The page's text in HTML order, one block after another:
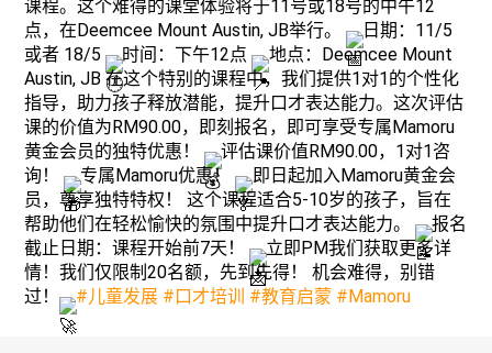
课程。这个难得的课堂体验将于11号或18号的中午12
点，在Deemcee Mount Austin, JB举行。
日期：11/5
或者 18/5
时间：下午12点 地点：Deemcee Mount
Austin, JB 在这个特别的课程中，我们提供1对1的个性化
指导，助力孩子释放潜能，提升口才表达能力。这次评估
课的价值为RM90.00，即刻报名，即可享受专属Mamoru
黄金会员的独特优惠！
评估课价值RM90.00，1对1咨
询！
专属Mamoru优惠！ 即日起加入Mamoru黄金会
员，尊享独特特权！ 这个课程适合5-10岁的孩子，旨在
帮助他们在轻松愉快的氛围中提升口才表达能力。
报名
截止日期：课程开始前7天！
立即PM我们获取更多详
情！我们仅限制20名额，先到先得！ 机会难得，别错
过！
#儿童发展 #口才培训 #教育启蒙 #Mamoru